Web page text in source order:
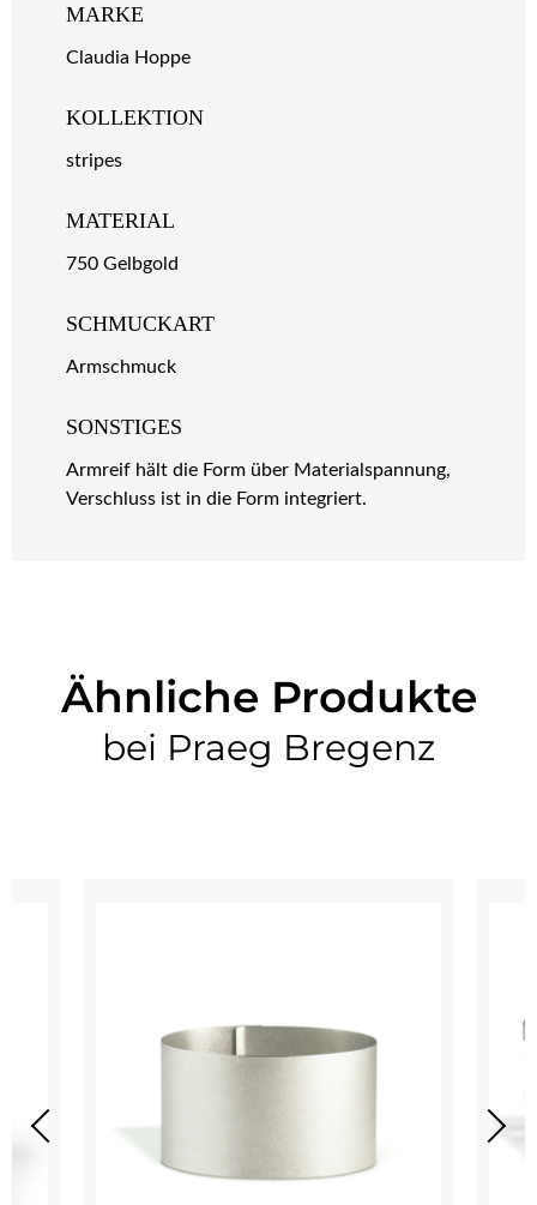
MARKE
Claudia Hoppe
KOLLEKTION
stripes
MATERIAL
750 Gelbgold
SCHMUCKART
Armschmuck
SONSTIGES
Armreif hält die Form über Materialspannung,
Verschluss ist in die Form integriert.
Ähnliche Produkte
bei Praeg Bregenz